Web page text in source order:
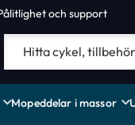
och support
Mopeddelar i massor